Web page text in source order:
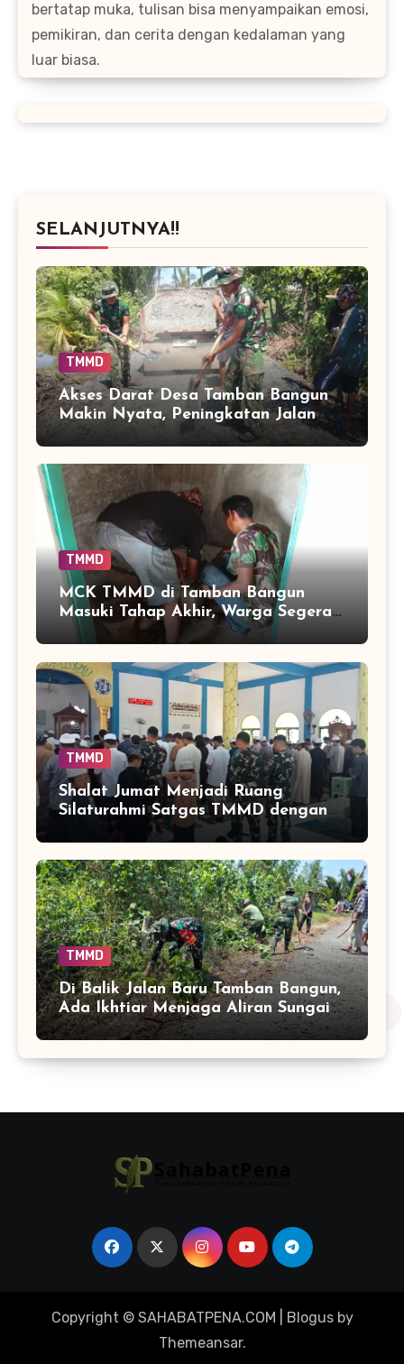
bertatap muka, tulisan bisa menyampaikan emosi,
pemikiran, dan cerita dengan kedalaman yang
luar biasa.
SELANJUTNYA!!
TMMD
Akses Darat Desa Tamban Bangun
Makin Nyata, Peningkatan Jalan
TMMD Sentuh 90 Persen
TMMD
MCK TMMD di Tamban Bangun
Masuki Tahap Akhir, Warga Segera
Nikmati Fasilitas Sanitasi yang
TMMD
Shalat Jumat Menjadi Ruang
Silaturahmi Satgas TMMD dengan
Warga Tamban Bangun
TMMD
Di Balik Jalan Baru Tamban Bangun,
Ada Ikhtiar Menjaga Aliran Sungai
Tetap Hidup
Copyright © SAHABATPENA.COM Blogusby
Themeansar.